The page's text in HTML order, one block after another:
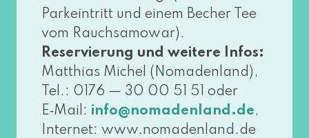
Parkeintritt und einem Becher Tee
vom Rauchsamowar).
Reservierung und wei­te­re Infos:
Matthias Michel (Nomadenland),
Tel.: 0176 — 30 00 51 51 oder
E‑Mail: info@​nomadenland.​de,
Internet: www​.noma​den​land​.de